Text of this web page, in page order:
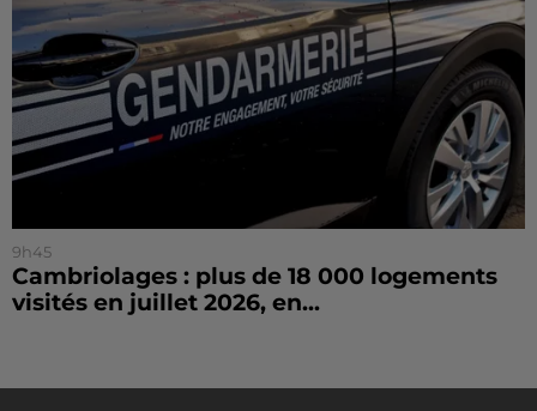
9h45
Cambriolages : plus de 18 000 logements
visités en juillet 2026, en...